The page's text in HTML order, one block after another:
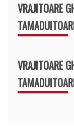
VRAJITOARE
VRAJITOARE